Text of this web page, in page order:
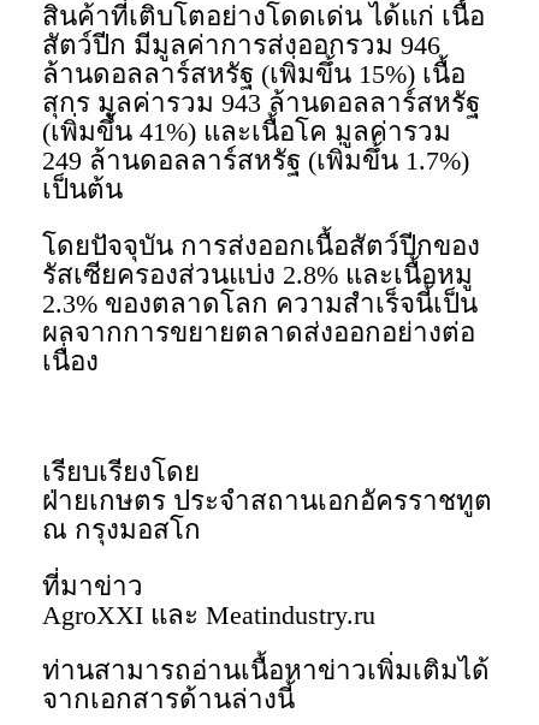
สินค้าที่เติบโตอย่างโดดเด่น ได้แก่ เนื้อ
สัตว์ปีก มีมูลค่าการส่งออกรวม 946
ล้านดอลลาร์สหรัฐ (เพิ่มขึ้น 15%) เนื้อ
สุกร มูลค่ารวม 943 ล้านดอลลาร์สหรัฐ
(เพิ่มขึ้น 41%) และเนื้อโค มูลค่ารวม
249 ล้านดอลลาร์สหรัฐ (เพิ่มขึ้น 1.7%)
เป็นต้น
โดยปัจจุบัน การส่งออกเนื้อสัตว์ปีกของ
รัสเซียครองส่วนแบ่ง 2.8% และเนื้อหมู
2.3% ของตลาดโลก ความสำเร็จนี้เป็น
ผลจากการขยายตลาดส่งออกอย่างต่อ
เนื่อง
เรียบเรียงโดย
ฝ่ายเกษตร ประจำสถานเอกอัครราชทูต
ณ กรุงมอสโก
ที่มาข่าว
AgroXXI และ Meatindustry.ru
ท่านสามารถอ่านเนื้อหาข่าวเพิ่มเติมได้
จากเอกสารด้านล่างนี้